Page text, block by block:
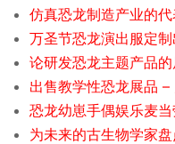
仿真恐龙制造产业的
万圣节恐龙演出服定制
论研发恐龙主题产品
出售教学性恐龙展品
恐龙幼崽手偶娱乐麦